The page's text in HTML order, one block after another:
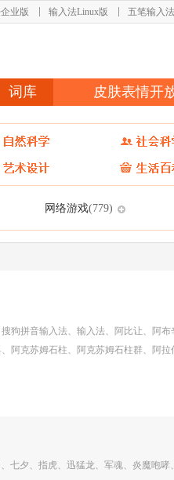
业版 输入法Linux版 五笔输入法
词库 皮肤表情开
网络游戏(779)
狗拼音输入法、输入法、阿比让、阿
阿克苏姆石柱、阿克苏姆石柱群、阿
七夕、指虎、迅猛龙、军魂、炎魔咆